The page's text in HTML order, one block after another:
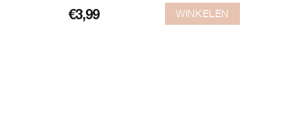
€3,99 WINKELEN